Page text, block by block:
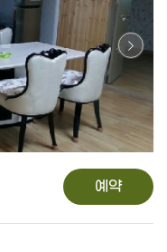
예약